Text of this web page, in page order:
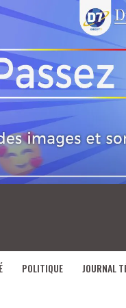
POLITIQUE JOURNAL